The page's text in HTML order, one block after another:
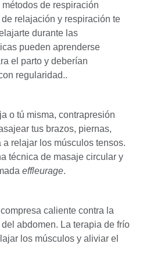
de respiración
relajación y respiración te
durante las
pueden aprenderse
el parto y deberían
regularidad..
o tú misma, contrapresión
tus brazos, piernas,
relajar los músculos tensos.
técnica de masaje circular y
effleurage.
caliente contra la
abdomen. La terapia de frío
los músculos y aliviar el